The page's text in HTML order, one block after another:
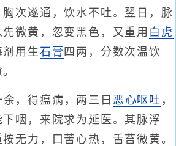
次遂通，饮水不吐。翌日，脉
微黄，忽变黑色，又重用 白虎
用生石膏 四两，分数次温饮
，得瘟病，两三日 恶心呕吐 ，
咽，来院求为延医。其脉浮
无力，口苦心热，舌苔微黄。